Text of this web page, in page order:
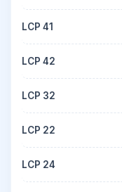
LCP 41
LCP 42
LCP 32
LCP 22
LCP 24